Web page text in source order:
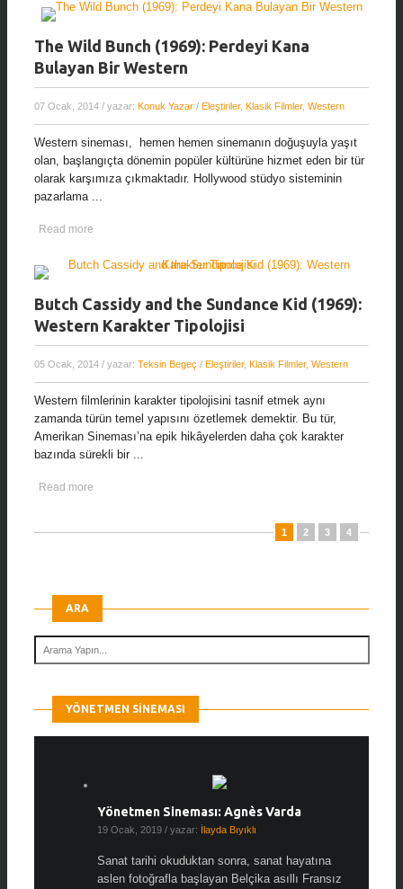
The Wild Bunch (1969): Perdeyi Kana
Bulayan Bir Western
07 Ocak, 2014 / yazar: Konuk Yazar / Eleştiriler, Klasik Filmler, Western
Western sineması, hemen hemen sinemanın doğuşuyla yaşıt
olan, başlangıçta dönemin popüler kültürüne hizmet eden bir tür
olarak karşımıza çıkmaktadır. Hollywood stüdyo sisteminin
pazarlama ...
Read more
Butch Cassidy and the Sundance Kid (1969):
Western Karakter Tipolojisi
05 Ocak, 2014 / yazar: Teksin Begeç / Eleştiriler, Klasik Filmler, Western
Western filmlerinin karakter tipolojisini tasnif etmek aynı
zamanda türün temel yapısını özetlemek demektir. Bu tür,
Amerikan Sineması’na epik hikâyelerden daha çok karakter
bazında sürekli bir ...
Read more
1 2 3 4
ARA
YÖNETMEN SINEMASI
Yönetmen Sineması: Agnès Varda
19 Ocak, 2019 / yazar: İlayda Bıyıklı
Sanat tarihi okuduktan sonra, sanat hayatına
aslen fotoğrafla başlayan Belçika asıllı Fransız